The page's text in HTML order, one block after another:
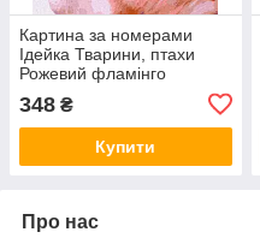
Картина за номерами
Ідейка Тварини, птахи
Рожевий фламінго
348 ₴
Купити
Про нас